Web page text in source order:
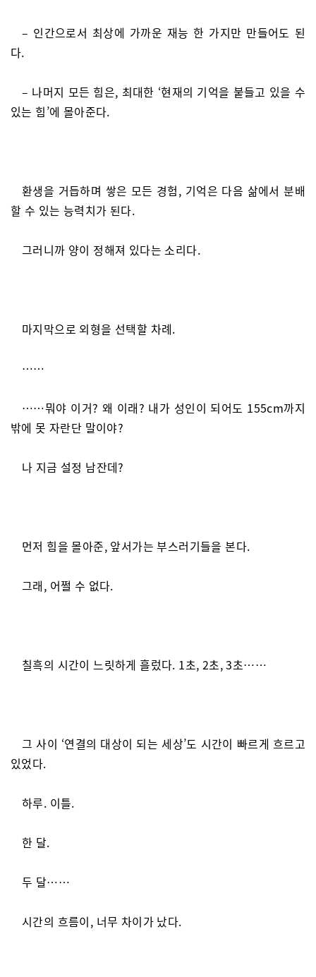
– 인간으로서 최상에 가까운 재능 한 가지만 만들어도 된
다.
– 나머지 모든 힘은, 최대한 ‘현재의 기억을 붙들고 있을 수
있는 힘’에 몰아준다.
환생을 거듭하며 쌓은 모든 경험, 기억은 다음 삶에서 분배
할 수 있는 능력치가 된다.
그러니까 양이 정해져 있다는 소리다.
마지막으로 외형을 선택할 차례.
……
……뭐야 이거? 왜 이래? 내가 성인이 되어도 155cm까지
밖에 못 자란단 말이야?
나 지금 설정 남잔데?
먼저 힘을 몰아준, 앞서가는 부스러기들을 본다.
그래, 어쩔 수 없다.
칠흑의 시간이 느릿하게 흘렀다. 1초, 2초, 3초……
그 사이 ‘연결의 대상이 되는 세상’도 시간이 빠르게 흐르고
있었다.
하루. 이틀.
한 달.
두 달……
시간의 흐름이, 너무 차이가 났다.